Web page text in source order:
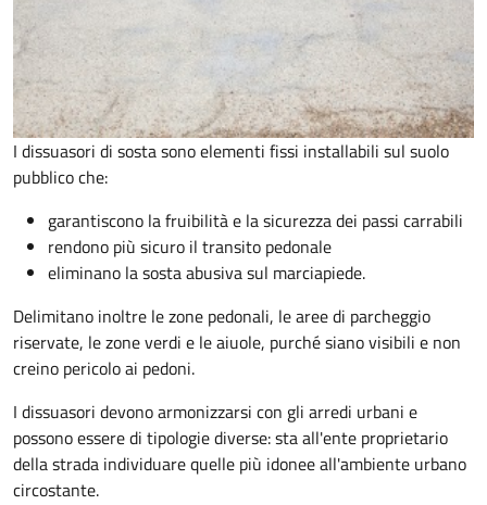
I dissuasori di sosta sono elementi fissi installabili sul suolo
pubblico che:
garantiscono la fruibilità e la sicurezza dei passi carrabili
rendono più sicuro il transito pedonale
eliminano la sosta abusiva sul marciapiede.
Delimitano inoltre le zone pedonali, le aree di parcheggio
riservate, le zone verdi e le aiuole, purché siano visibili e non
creino pericolo ai pedoni.
I dissuasori devono armonizzarsi con gli arredi urbani e
possono essere di tipologie diverse: sta all'ente proprietario
della strada individuare quelle più idonee all'ambiente urbano
circostante.